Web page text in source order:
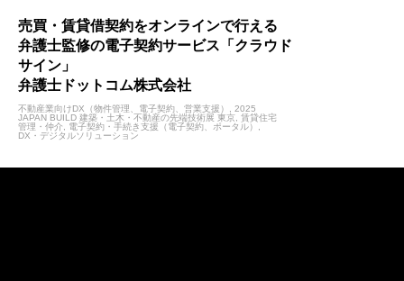
売買・賃貸借契約をオンラインで行える
弁護士監修の電子契約サービス「クラウド
サイン」
弁護士ドットコム株式会社
不動産業向けDX（物件管理、電子契約、営業支援）
2025
JAPAN BUILD 建築・土木・不動産の先端技術展 東京 賃貸住宅
管理・仲介
電子契約・手続き支援（電子契約、ポータル）
DX・デジタルソリューション